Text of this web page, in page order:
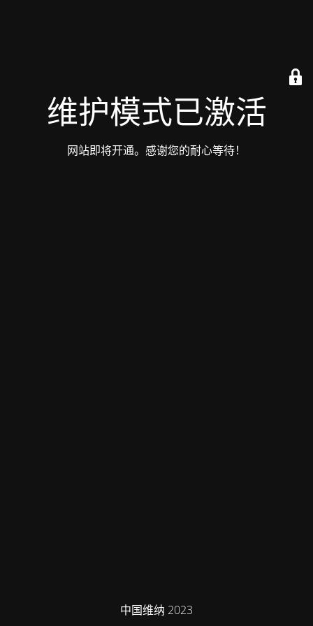
维护模式已激活
网站即将开通。感谢您的耐心等待！
中国维纳 2023